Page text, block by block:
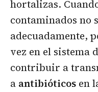
hortalizas.
contaminados no
adecuadamente,
vez en el sistema
contribuir a
a antibióticos en